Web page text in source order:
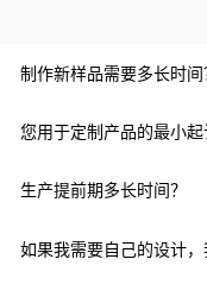
制作新样品需要多长时间
您用于定制产品的最小起
生产提前期多长时间？
如果我需要自己的设计